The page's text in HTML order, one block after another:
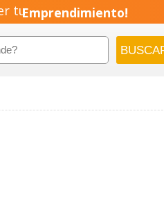
tuEmprendimiento!